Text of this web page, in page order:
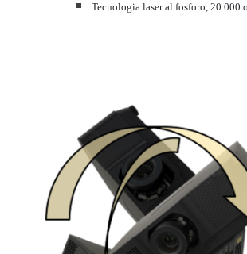
Tecnologia laser al fosforo, 20.000